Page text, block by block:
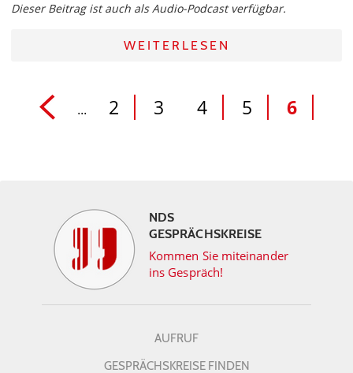
Dieser Beitrag ist auch als Audio-Podcast verfügbar.
WEITERLESEN
... 2 3 4 5 6
NDS
GESPRÄCHSKREISE
Kommen Sie miteinander
ins Gespräch!
AUFRUF
GESPRÄCHSKREISE FINDEN